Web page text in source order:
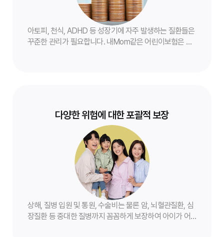
아토피, 천식, ADHD 등 성장기에 자주 발생하는 질환들은
꾸준한 관리가 필요합니다. 내Mom같은 어린이보험은 이
다양한 위험에 대한 포괄적 보장
상해, 질병 입원 및 통원, 수술비는 물론 암, 뇌혈관질환, 심
장질환 등 중대한 질병까지 꼼꼼하게 보장하여 아이가 어